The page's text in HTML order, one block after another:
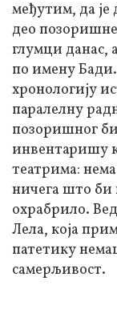
међутим, да је
део
глумци данас,
по имену
хронологију
паралелну
позоришног
инвентаришу
театрима:
ничега што би
охрабрило.
Лела, која
патетику
самерљивост.